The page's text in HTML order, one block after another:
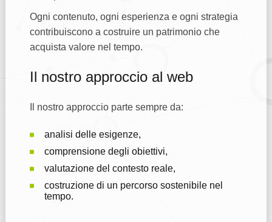
Ogni contenuto, ogni esperienza e ogni strategia
contribuiscono a costruire un patrimonio che
acquista valore nel tempo.
Il nostro approccio al web
Il nostro approccio parte sempre da:
analisi delle esigenze,
comprensione degli obiettivi,
valutazione del contesto reale,
costruzione di un percorso sostenibile nel
tempo.